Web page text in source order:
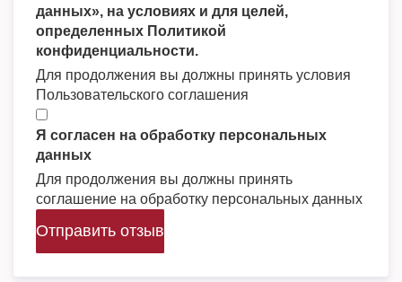
данных», на условиях и для целей,
определенных Политикой
конфиденциальности.
Для продолжения вы должны принять условия
Пользовательского соглашения
Я согласен на обработку персональных
данных
Для продолжения вы должны принять
соглашение на обработку персональных данных
Отправить отзыв